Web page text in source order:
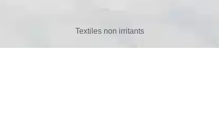
Textiles non irritants